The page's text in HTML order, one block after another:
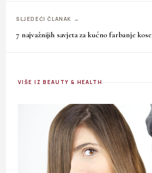
SLJEDEĆI ČLANAK →
7 najvažnijih savjeta za kućno farbanje kose
VIŠE IZ BEAUTY & HEALTH